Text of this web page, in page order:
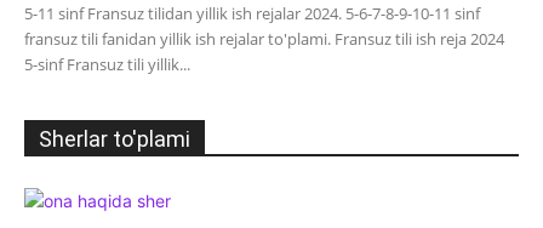
5-11 sinf Fransuz tilidan yillik ish rejalar 2024. 5-6-7-8-9-10-11 sinf
fransuz tili fanidan yillik ish rejalar to'plami. Fransuz tili ish reja 2024
5-sinf Fransuz tili yillik...
Sherlar to'plami